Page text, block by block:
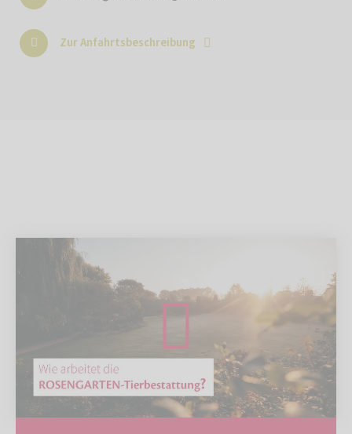
Zur Anfahrtsbeschreibung